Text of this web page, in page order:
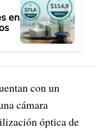
en
con un
cámara
óptica de